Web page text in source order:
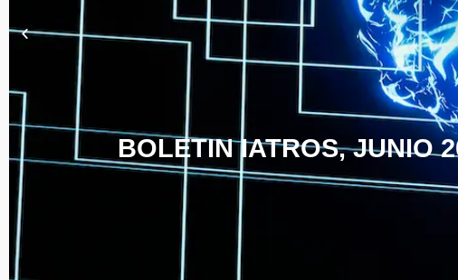
BOLETIN IATROS, JUNIO